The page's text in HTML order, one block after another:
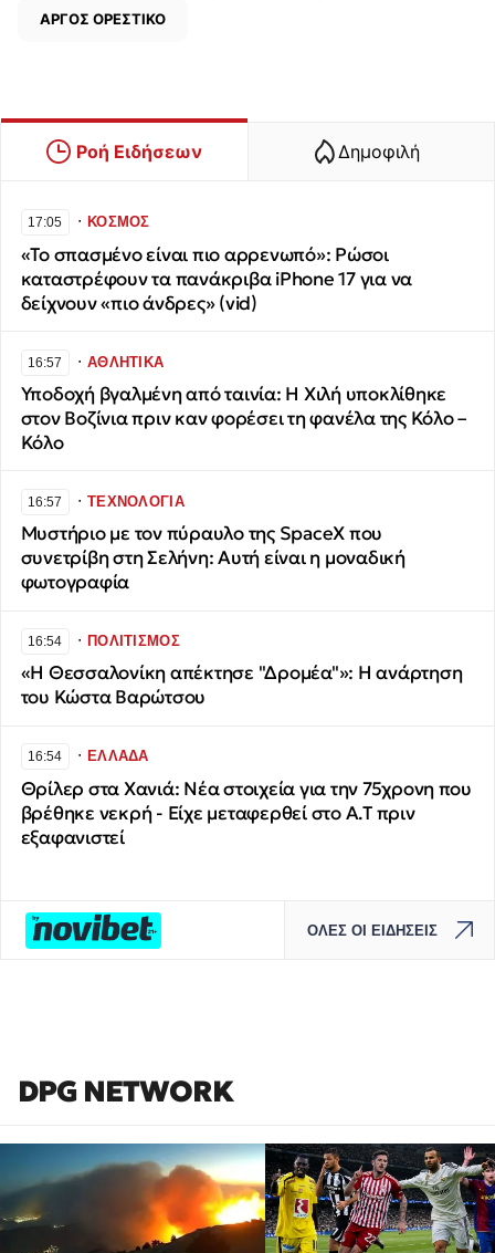
ΑΡΓΟΣ ΟΡΕΣΤΙΚΟ
Ροή Ειδήσεων Δημοφιλή
17:05 ∙ΚΟΣΜΟΣ
«Το σπασμένο είναι πιο αρρενωπό»: Ρώσοι
καταστρέφουν τα πανάκριβα iPhone 17 για να
δείχνουν «πιο άνδρες» (vid)
16:57 ∙ΑΘΛΗΤΙΚΑ
Υποδοχή βγαλμένη από ταινία: Η Χιλή υποκλίθηκε
στον Βοζίνια πριν καν φορέσει τη φανέλα της Κόλο –
Κόλο
16:57 ∙ΤΕΧΝΟΛΟΓΙΑ
Μυστήριο με τον πύραυλο της SpaceX που
συνετρίβη στη Σελήνη: Αυτή είναι η μοναδική
φωτογραφία
16:54 ∙ΠΟΛΙΤΙΣΜΟΣ
«Η Θεσσαλονίκη απέκτησε "Δρομέα"»: Η ανάρτηση
του Κώστα Βαρώτσου
16:54 ∙ΕΛΛΑΔΑ
Θρίλερ στα Χανιά: Νέα στοιχεία για την 75χρονη που
βρέθηκε νεκρή - Είχε μεταφερθεί στο Α.Τ πριν
εξαφανιστεί
ΟΛΕΣ ΟΙ ΕΙΔΗΣΕΙΣ
DPG NETWORK